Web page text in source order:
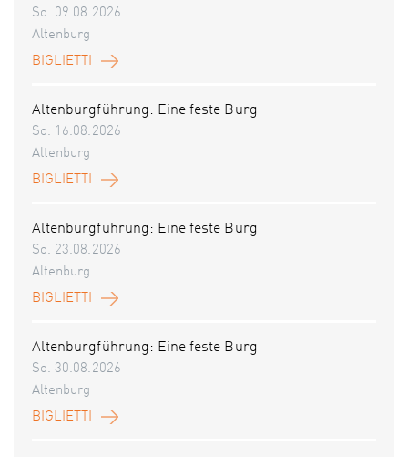
So. 09.08.2026
Altenburg
BIGLIETTI
Altenburgführung: Eine feste Burg
So. 16.08.2026
Altenburg
BIGLIETTI
Altenburgführung: Eine feste Burg
So. 23.08.2026
Altenburg
BIGLIETTI
Altenburgführung: Eine feste Burg
So. 30.08.2026
Altenburg
BIGLIETTI